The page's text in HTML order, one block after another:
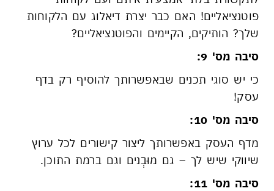
פוטנציאליים! האם כבר יצרת דיאלוג עם הלקוחות
שלך? הותיקים, הקיימים והפוטנציאליים?
סיבה מס' 9:
כי יש סוגי תכנים שבאפשרותך להוסיף רק בדף
עסק!
סיבה מס' 10:
מדף העסק באפשרותך ליצור קישורים לכל ערוץ
שיווקי שיש לך – גם מוּבְנים וגם ברמת התוכן.
סיבה מס' 11: